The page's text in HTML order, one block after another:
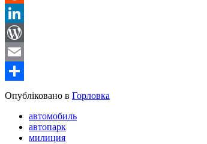
Reddit
LinkedIn
WordPress
Email
Share
Опубліковано в Горловка
автомобиль
автопарк
милиция